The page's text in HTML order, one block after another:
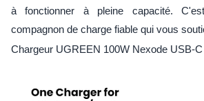
à fonctionner à pleine capacité.
compagnon de charge fiable qui vous
Chargeur UGREEN 100W Nexode USB-C